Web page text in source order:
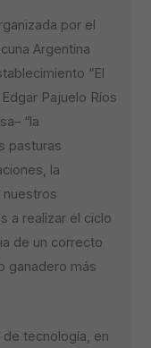
por el
Argentina
“El
Pajuelo Ríos
“la
pasturas
la
nuestros
a realizar el ciclo
de un correcto
ganadero más
de tecnología, en